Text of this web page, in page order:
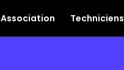
Association Techniciens